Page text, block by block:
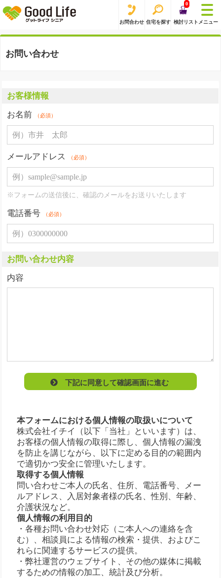
お問合わせ 住宅を探す
0
検討リスト メニュー
お問い合わせ
お客様情報
お名前
（必須）
メールアドレス （必須）
※フォームの送信後に、確認のメールをお送りいたします
電話番号 （必須）
お問い合わせ内容
内容
下記に同意して確認画面に進む
本フォームにおける個人情報の取扱いについて
株式会社イチイ（以下「当社」といいます）は、
お客様の個人情報の取得に際し、個人情報の漏洩
を防止を講じながら、以下に定める目的の範囲内
で適切かつ安全に管理いたします。
取得する個人情報
問い合わせご本人の氏名、住所、電話番号、メー
ルアドレス、入居対象者様の氏名、性別、年齢、
介護状況など。
個人情報の利用目的
・各種お問い合わせ対応（ご本人への連絡を含
む）、相談員による情報の検索・提供、およびこ
れらに関連するサービスの提供。
・弊社運営のウェブサイト、その他の媒体に掲載
するための情報の加工、統計及び分析。